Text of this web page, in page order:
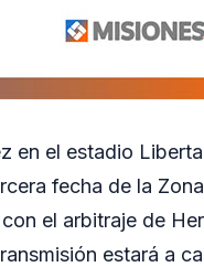
en el estadio
fecha de la
el arbitraje de
estará a